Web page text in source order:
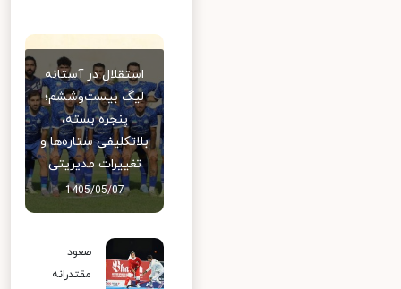
استقلال در آستانه
لیگ بیست‌وششم؛
پنجره بسته،
بلاتکلیفی ستاره‌ها و
تغییرات مدیریتی
1405/05/07
صعود
مقتدرانه